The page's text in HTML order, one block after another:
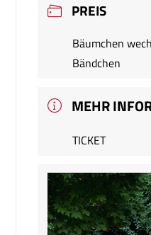
PREIS
Bäumchen
Bändchen
MEHR
TICKET